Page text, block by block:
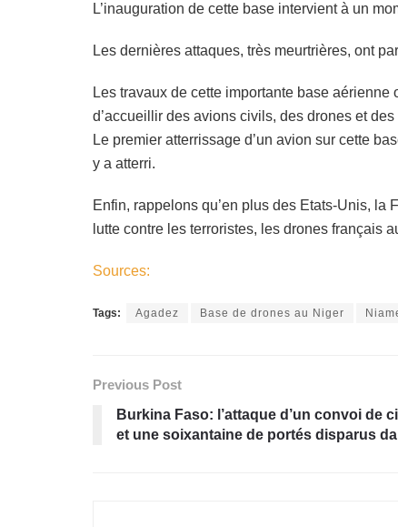
L’inauguration de cette base intervient à un
Les dernières attaques, très meurtrières, ont
Les travaux de cette importante base
d’accueillir des avions civils, des drones et
Le premier atterrissage d’un avion sur cette
y a atterri.
Enfin, rappelons qu’en plus des Etats-Unis, la
lutte contre les terroristes, les drones français
Sources:
Tags: Agadez Base de drones au Niger
Previous Post
Burkina Faso: l’attaque d’un convoi de
et une soixantaine de portés disparus